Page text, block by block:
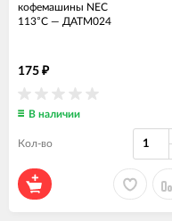
кофемашины NEC
113°C — ДАТМ024
175 ₽
В наличии
Кол-во